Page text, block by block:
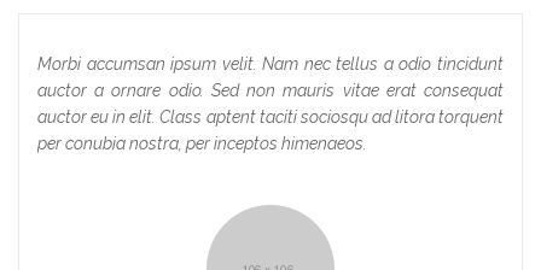
de nettoyage de qualité supérieure.
Morbi accumsan ipsum velit. Nam nec tellus a odio tincidunt
auctor a ornare odio. Sed non mauris vitae erat consequat
auctor eu in elit. Class aptent taciti sociosqu ad litora torquent
per conubia nostra, per inceptos himenaeos.